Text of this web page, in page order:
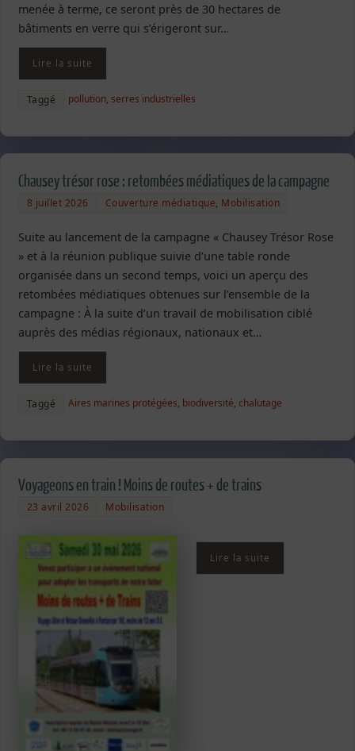
menée à terme, ce seront près de 30 hectares de
bâtiments en verre qui s’érigeront sur…
Lire la suite
Taggé pollution,serres industrielles
Chausey trésor rose : retombées médiatiques de la campagne
8 juillet 2026 Couverture médiatique, Mobilisation
Suite au lancement de la campagne « Chausey Trésor Rose
» et à la réunion publique suivie d’une table ronde
organisée dans un second temps, voici un aperçu des
retombées médiatiques obtenues sur l’ensemble de la
campagne : À la suite d’un travail de mobilisation ciblé
auprès des médias régionaux, nationaux et…
Lire la suite
Taggé Aires marines protégées, biodiversité,chalutage
Voyageons en train ! Moins de routes + de trains
23 avril 2026 Mobilisation
Lire la suite